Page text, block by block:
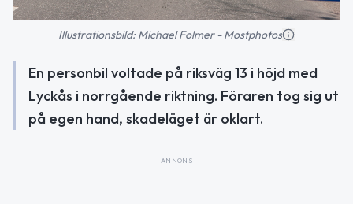
Illustrationsbild: Michael Folmer - Mostphotos
En personbil voltade på riksväg 13 i höjd med
Lyckås i norrgående riktning. Föraren tog sig ut
på egen hand, skadeläget är oklart.
ANNONS